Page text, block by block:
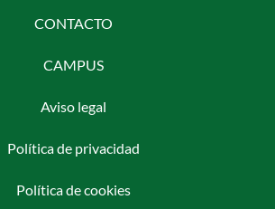
CONTACTO
CAMPUS
Aviso legal
Política de privacidad
Política de cookies